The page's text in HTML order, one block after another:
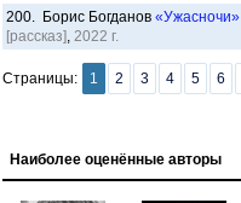
200. Борис Богданов «Ужасночи»
[рассказ], 2022 г.
Страницы: 1 2 3 4 5 6
Наиболее оценённые авторы